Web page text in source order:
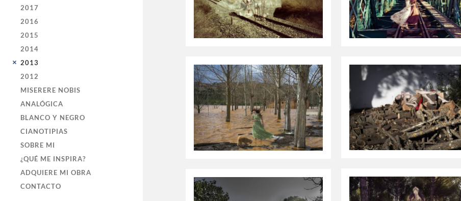
2017
2016
2015
2014
2013
2012
MISERERE NOBIS
ANALÓGICA
BLANCO Y NEGRO
CIANOTIPIAS
SOBRE MI
¿QUÉ ME INSPIRA?
ADQUIERE MI OBRA
CONTACTO